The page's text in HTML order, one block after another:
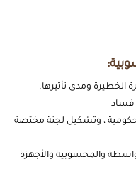
الخطيرة ومدى تأثيرها.
فساد
، وتشكيل لجنة مختصة
والمحسوبية والأجهزة